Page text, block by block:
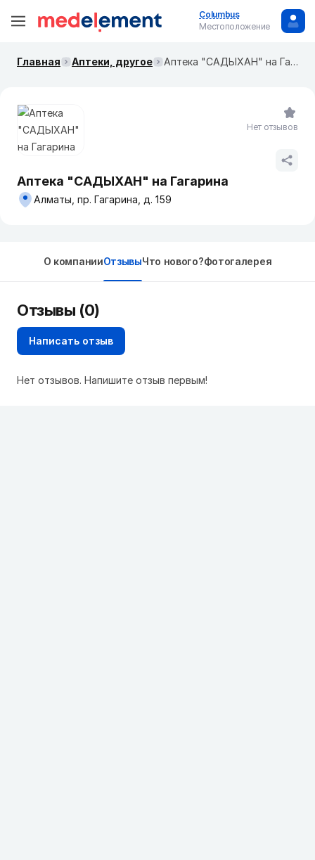
Columbus
Местоположение
Главная Аптеки, другое Аптека "САДЫХАН" на Гагарина
Аптека "САДЫХАН" на Гагарина
Алматы, пр. Гагарина, д. 159
Нет отзывов
О компанииОтзывыЧто нового?Фотогалерея
Отзывы (0)
Написать отзыв
Нет отзывов. Напишите отзыв первым!